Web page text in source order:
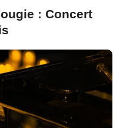
: Concert